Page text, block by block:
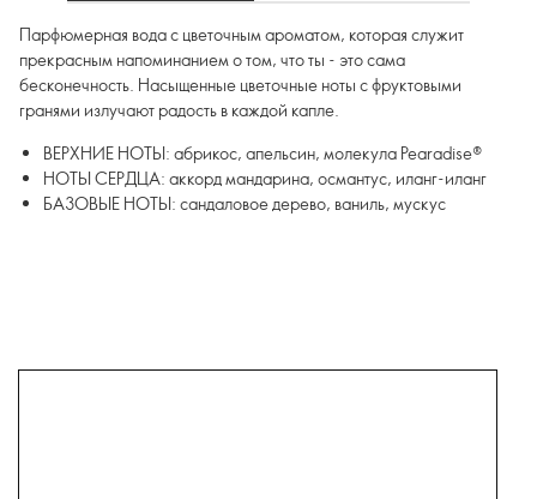
Парфюмерная вода с цветочным ароматом, которая служит
прекрасным напоминанием о том, что ты - это сама
бесконечность. Насыщенные цветочные ноты с фруктовыми
гранями излучают радость в каждой капле.
ВЕРХНИЕ НОТЫ: абрикос, апельсин, молекула Pearadise®
НОТЫ СЕРДЦА: аккорд мандарина, османтус, иланг-иланг
БАЗОВЫЕ НОТЫ: сандаловое дерево, ваниль, мускус